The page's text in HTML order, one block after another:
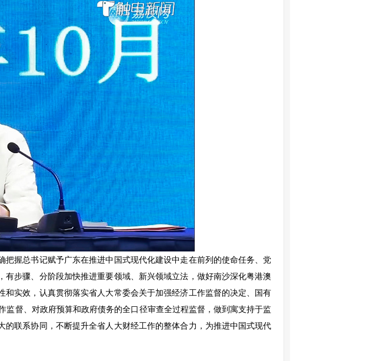
握总书记赋予广东在推进中国式现代化建设中走在前列的使命任务、党
步骤、分阶段加快推进重要领域、新兴领域立法，做好南沙深化粤港澳
实效，认真贯彻落实省人大常委会关于加强经济工作监督的决定、国有
督、对政府预算和政府债务的全口径审查全过程监督，做到寓支持于监
联系协同，不断提升全省人大财经工作的整体合力，为推进中国式现代